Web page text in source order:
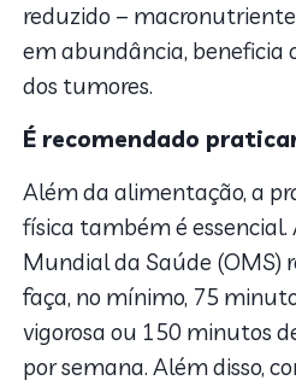
reduzido –
em abundância, beneficia
dos tumores.
É recomendado
Além da alimentação, a
física também é essencial.
Mundial da Saúde (OMS)
faça, no mínimo, 75
vigorosa ou 150 minutos
por semana. Além disso,